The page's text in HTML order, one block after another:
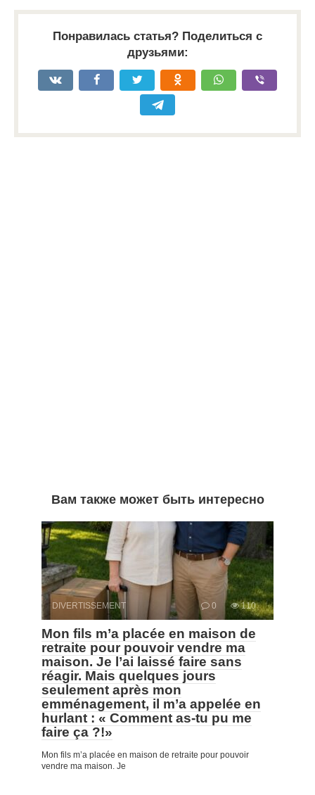
Понравилась статья? Поделиться с
друзьями:
Вам также может быть интересно
DIVERTISSEMENT 0 110
Mon fils m’a placée en maison de
retraite pour pouvoir vendre ma
maison. Je l’ai laissé faire sans
réagir. Mais quelques jours
seulement après mon
emménagement, il m’a appelée en
hurlant : « Comment as-tu pu me
faire ça ?!»
Mon fils m’a placée en maison de retraite pour pouvoir
vendre ma maison. Je